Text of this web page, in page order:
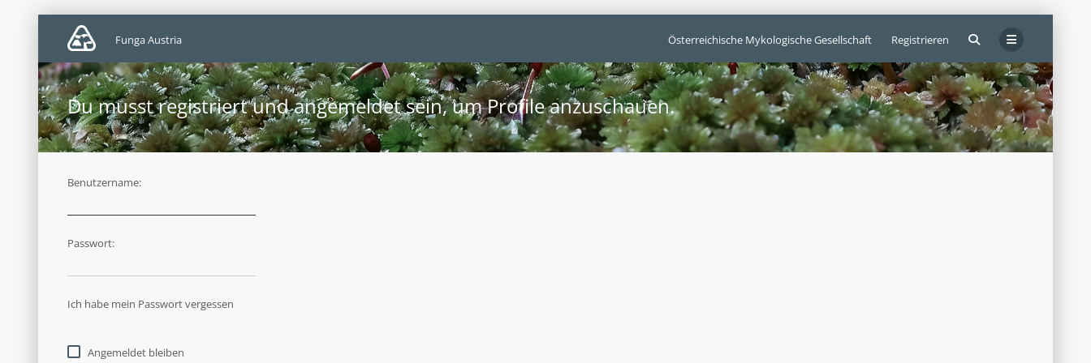
Österreichische Mykologische Gesellschaft Registrieren
Funga Austria
Du musst registriert und angemeldet sein, um Profile anzuschauen.
Benutzername:
Passwort:
Ich habe mein Passwort vergessen
Angemeldet bleiben